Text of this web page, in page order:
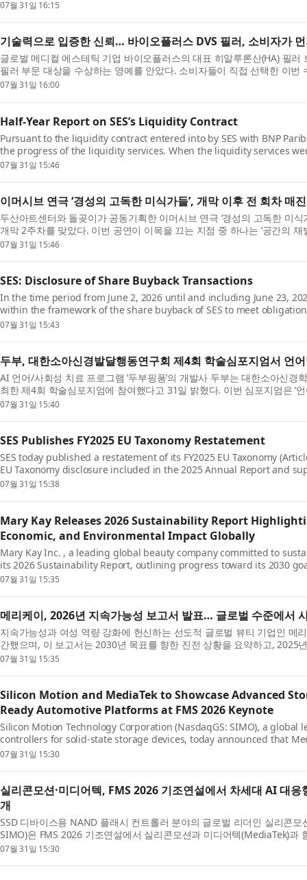
07월 31일 16:15
기술력으로 입증한 신뢰… 바이오플러스 DVS 필러, 소비자가
글로벌 메디컬 에스테틱 기업 바이오플러스의 대표 히알루론산(HA) 필러
필러 부문 대상을 수상하는 영예를 안았다. 소비자들이 직접 선택한 이번
07월 31일 16:00
Half-Year Report on SES’s Liquidity Contract
Pursuant to the liquidity contract entered into by SES with BNP
the progress of the liquidity services. When the liquidity services
07월 31일 15:46
이머시브 연극 ‘경성의 고독한 미식가들’, 개막 이후 전 회차 매
두산아트센터와 돌곶이가 공동기획한 이머시브 연극 ‘경성의 고독한 미
개막 2주차를 맞았다. 이번 공연이 이목을 끄는 지점 중 하나는 ‘공간의 재
07월 31일 15:46
SES: Disclosure of Share Buyback Transactions
In the time period from June 2, 2026 until and including June 23,
within the framework of the share buyback of SES to meet
07월 31일 15:43
두부, 대한소아신경발달행동연구회 제4회 학술심포지엄서 언어
AI 언어/사회성 치료 프로그램 ‘두부핑퐁’의 개발사 두부는 대한소아신
최한 제4회 학술심포지엄에 참여했다고 31일 밝혔다. 이번 심포지엄은 ‘
07월 31일 15:40
SES Publishes FY2025 EU Taxonomy Restatement
SES today published a restatement of its FY2025 EU Taxonomy
EU Taxonomy disclosure included in the 2025 Annual Report and
07월 31일 15:38
Mary Kay Releases 2026 Sustainability Report
Economic, and Environmental Impact Globally
Mary Kay Inc. , a leading global beauty company committed to
its 2026 Sustainability Report, outlining progress toward its 2030
07월 31일 15:35
메리케이, 2026년 지속가능성 보고서 발표… 글로벌 수준에서
지속가능성과 여성 역량 강화에 헌신하는 선도적 글로벌 뷰티 기업인
간했으며, 이 보고서는 2030년 목표를 향한 진전 상황을 요약하고, 2025
07월 31일 15:35
Silicon Motion and MediaTek to Showcase Advanced
Ready Automotive Platforms at FMS 2026 Keynote
Silicon Motion Technology Corporation (NasdaqGS: SIMO), a
controllers for solid-state storage devices, today announced that
07월 31일 15:30
실리콘모션·미디어텍, FMS 2026 기조연설에서 차세대 AI 대
개
SSD 디바이스용 NAND 플래시 컨트롤러 분야의 글로벌 리더인 실리콘
SIMO)은 FMS 2026 기조연설에서 실리콘모션과 미디어텍(MediaTek)과
07월 31일 15:30